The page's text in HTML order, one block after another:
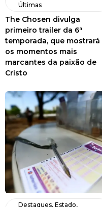
Últimas
The Chosen divulga
primeiro trailer da 6ª
temporada, que mostrará
os momentos mais
marcantes da paixão de
Cristo
Destaques, Estado,